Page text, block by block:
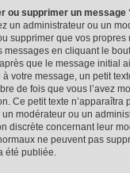
ou supprimer un message
un administrateur ou un
supprimer que vos propres
messages en cliquant le
que le message initial
votre message, un petit
de fois que vous l’avez
Ce petit texte n’apparaîtra
modérateur ou un
discrète concernant leur
ne peuvent pas
été publiée.